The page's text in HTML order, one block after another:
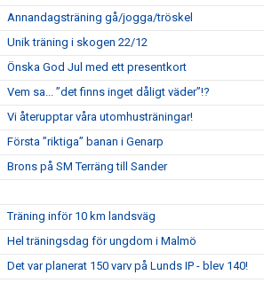
Annandagsträning gå/jogga/tröskel
Unik träning i skogen 22/12
Önska God Jul med ett presentkort
Vem sa... ”det finns inget dåligt väder”!?
Vi återupptar våra utomhusträningar!
Första ”riktiga” banan i Genarp
Brons på SM Terräng till Sander
Träning inför 10 km landsväg
Hel träningsdag för ungdom i Malmö
Det var planerat 150 varv på Lunds IP - blev 140!